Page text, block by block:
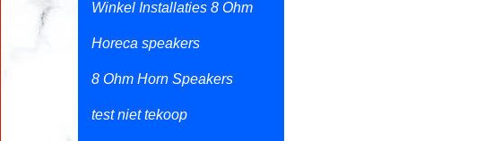
Winkel Installaties 8 Ohm
Horeca speakers
8 Ohm Horn Speakers
test niet tekoop